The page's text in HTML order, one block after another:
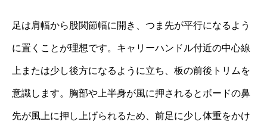
足は肩幅から股関節幅に開き、つま先が平行になるよう
に置くことが理想です。キャリーハンドル付近の中心線
上または少し後方になるように立ち、板の前後トリムを
意識します。胸部や上半身が風に押されるとボードの鼻
先が風上に押し上げられるため、前足に少し体重をかけ